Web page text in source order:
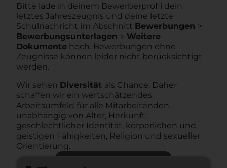
Bitte lade in deinem Bewerberprofil dein
letztes Jahreszeugnis und deine letzte
Schulnachricht im Abschnitt Bewerbungen >
Bewerbungsunterlagen > Weitere
Dokumente hoch. Bewerbungen ohne
Zeugnisse können leider nicht berücksichtigt
werden.
Wir sehen Diversität als Chance. Daher
schaffen wir ein wertschätzendes
Arbeitsumfeld für alle Mitarbeitenden –
unabhängig von Alter, Herkunft,
geschlechtlicher Identität, körperlichen und
geistigen Fähigkeiten, Religion und sexueller
Orientierung.